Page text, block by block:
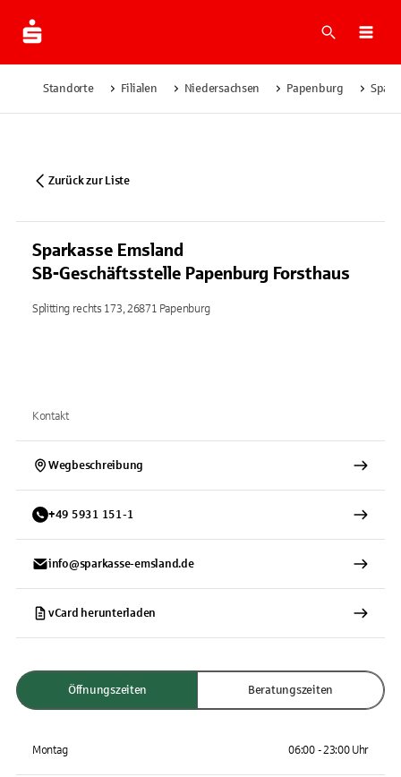
Suche
Standorte Filialen Niedersachsen Papenburg
Zurück zur Liste
Sparkasse Emsland
SB-Geschäftsstelle Papenburg Forsthaus
Splitting rechts 173, 26871 Papenburg
Kontakt
Wegbeschreibung
+49 5931 151-1
info@sparkasse-emsland.de
vCard herunterladen
Öffnungszeiten Beratungszeiten
Montag 06:00 - 23:00 Uhr